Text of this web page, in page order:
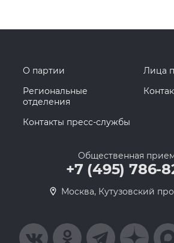
О партии
Лица
Региональные
отделения
Контакты пресс-службы
Общественная
+7 (495) 786-
Москва, Кутузовский